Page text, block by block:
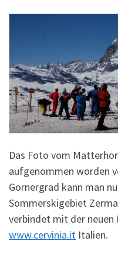
Das Foto vom
aufgenommen worden
Gornergrad kann man
Sommerskigebiet
verbindet mit der neuen
www.cervinia.it Italien.